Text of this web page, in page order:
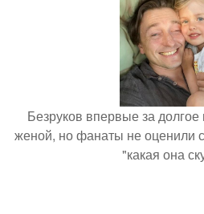
Безруков впервые за
женой, но фанаты не оценили
"какая она